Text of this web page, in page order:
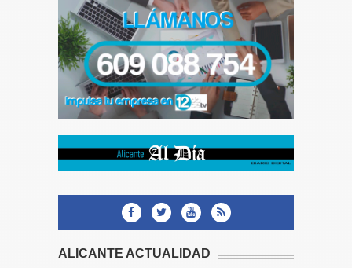
ALICANTE ACTUALIDAD